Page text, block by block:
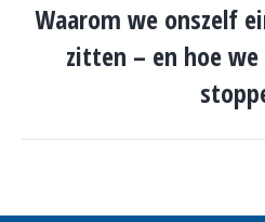
Waarom we onszelf
zitten – en hoe